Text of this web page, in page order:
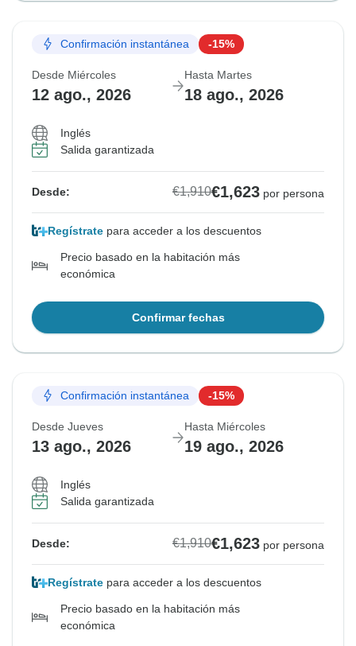
Confirmación instantánea -15%
Desde Miércoles
12 ago., 2026
Hasta Martes
18 ago., 2026
Inglés
Salida garantizada
Desde: €1,910€1,623 por persona
Regístrate para acceder a los descuentos
Precio basado en la habitación más
económica
Confirmar fechas
Confirmación instantánea -15%
Desde Jueves
13 ago., 2026
Hasta Miércoles
19 ago., 2026
Inglés
Salida garantizada
Desde: €1,910€1,623 por persona
Regístrate para acceder a los descuentos
Precio basado en la habitación más
económica